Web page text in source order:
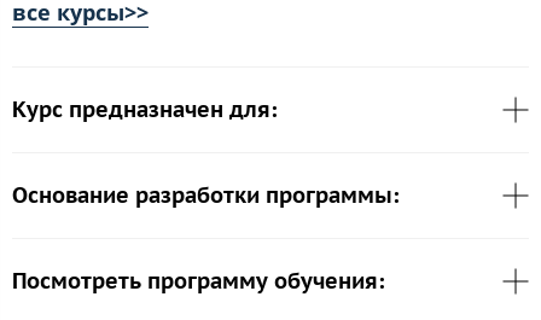
все курсы>>
Курс предназначен для:
Основание разработки программы:
Посмотреть программу обучения: